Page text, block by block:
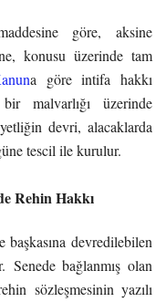
göre, aksine
konusu üzerinde tam
a göre intifa hakkı
malvarlığı üzerinde
devri, alacaklarda
tescil ile kurulur.
Rehin Hakkı
başkasına devredilebilen
bağlanmış olan
sözleşmesinin yazılı